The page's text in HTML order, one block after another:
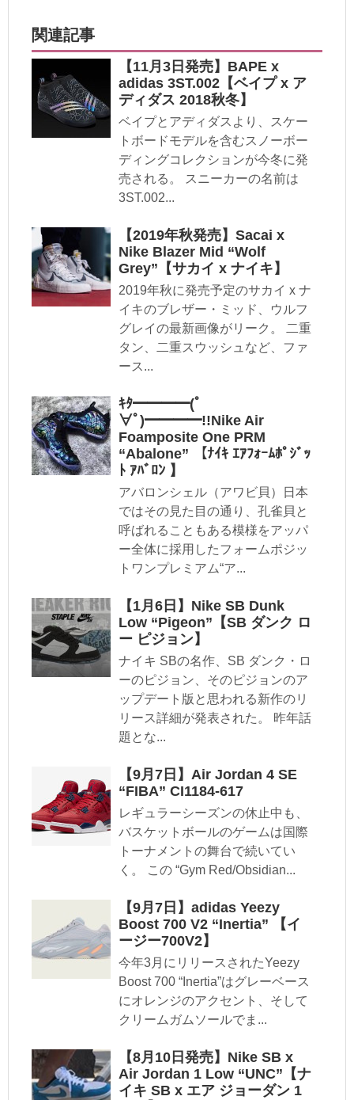
関連記事
【11月3日発売】BAPE x
adidas 3ST.002【ベイプ x ア
ディダス 2018秋冬】
ベイプとアディダスより、スケー
トボードモデルを含むスノーボー
ディングコレクションが今冬に発
売される。 スニーカーの名前は
3ST.002...
【2019年秋発売】Sacai x
Nike Blazer Mid “Wolf
Grey”【サカイ x ナイキ】
2019年秋に発売予定のサカイ x ナ
イキのブレザー・ミッド、ウルフ
グレイの最新画像がリーク。 二重
タン、二重スウッシュなど、ファ
ース...
ｷﾀ━━━━(ﾟ
∀ﾟ)━━━━!!Nike Air
Foamposite One PRM
“Abalone” 【ﾅｲｷ ｴｱﾌｫｰﾑﾎﾟｼﾞｯ
ﾄ ｱﾊﾞﾛﾝ 】
アバロンシェル（アワビ貝）日本
ではその見た目の通り、孔雀貝と
呼ばれることもある模様をアッパ
ー全体に採用したフォームポジッ
トワンプレミアム“ア...
【1月6日】Nike SB Dunk
Low “Pigeon”【SB ダンク ロ
ー ピジョン】
ナイキ SBの名作、SB ダンク・ロ
ーのピジョン、そのピジョンのア
ップデート版と思われる新作のリ
リース詳細が発表された。 昨年話
題とな...
【9月7日】Air Jordan 4 SE
“FIBA” CI1184-617
レギュラーシーズンの休止中も、
バスケットボールのゲームは国際
トーナメントの舞台で続いてい
く。 この “Gym Red/Obsidian...
【9月7日】adidas Yeezy
Boost 700 V2 “Inertia” 【イ
ージー700V2】
今年3月にリリースされたYeezy
Boost 700 “Inertia”はグレーベース
にオレンジのアクセント、そして
クリームガムソールでま...
【8月10日発売】Nike SB x
Air Jordan 1 Low “UNC”【ナ
イキ SB x エア ジョーダン 1